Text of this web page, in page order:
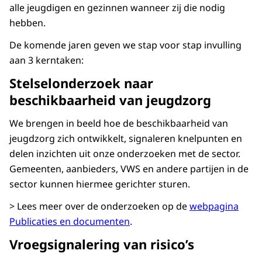
alle jeugdigen en gezinnen wanneer zij die nodig
hebben.
De komende jaren geven we stap voor stap invulling
aan 3 kerntaken:
Stelselonderzoek naar
beschikbaarheid van jeugdzorg
We brengen in beeld hoe de beschikbaarheid van
jeugdzorg zich ontwikkelt, signaleren knelpunten en
delen inzichten uit onze onderzoeken met de sector.
Gemeenten, aanbieders, VWS en andere partijen in de
sector kunnen hiermee gerichter sturen.
> Lees meer over de onderzoeken op dewebpagina
Publicaties en documenten.
Vroegsignalering van risico’s